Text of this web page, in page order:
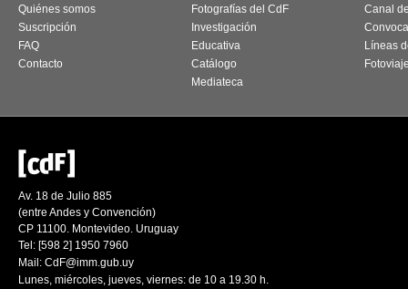
Quiénes somos
Suscripción
FAQ
Contacto
Fotografías del CdF
Investigación
Educativa
Catálogo
Mediateca
Canal
Líneas
Av. 18 de Julio 885
(entre Andes y Convención)
CP 11100. Montevideo. Uruguay
Tel: [598 2] 1950 7960
Mail: CdF@imm.gub.uy
Lunes, miércoles, jueves, viernes: de 10 a 19.30 h.